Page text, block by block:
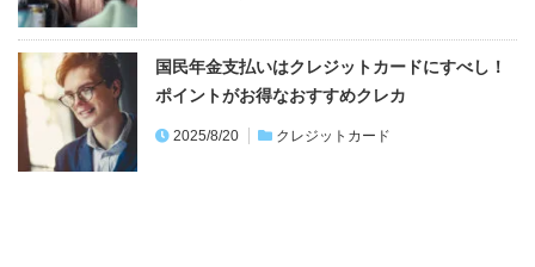
あなたのクレヒス＆信用情報は大丈夫？簡単に
できる個人信用情報機関での開示方法…
2025/8/20 クレジットカード